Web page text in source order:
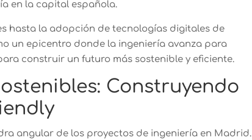
en la capital española.
hasta la adopción de tecnologías digitales de
un epicentro donde la ingeniería avanza para
construir un futuro más sostenible y eficiente.
Construyendo
angular de los proyectos de ingeniería en Madrid.